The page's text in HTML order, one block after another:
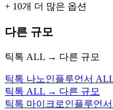
+ 10개 더 많은 옵션
다른 규모
틱톡 ALL → 다른 규모
틱톡 나노인플루언서
틱톡 ALL → 다른 규모
틱톡 마이크로인플루언